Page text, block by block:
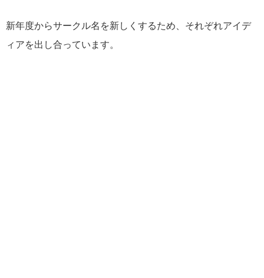
新年度からサークル名を新しくするため、それぞれアイデ
ィアを出し合っています。